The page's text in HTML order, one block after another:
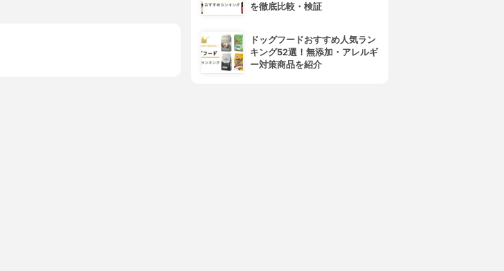
を徹底比較・検証
ドッグフードおすすめ人気ラン
キング52選！無添加・アレルギ
ー対策商品を紹介